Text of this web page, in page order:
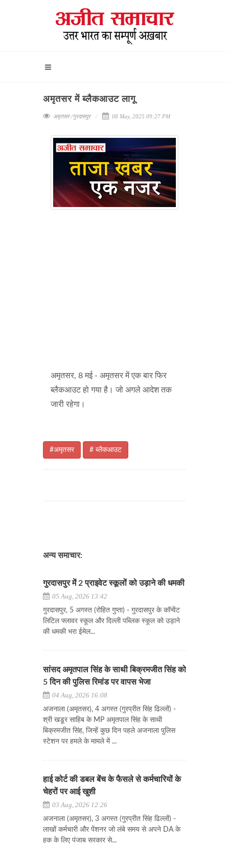
अमृतसर में ब्लैकआउट लागू
अमृतसर /गुरदासपुर 08 May, 2025 09:27 PM
अमृतसर, 8 मई - अमृतसर में एक बार फिर
ब्लैकआउट हो गया है। जो अगले आदेश तक
जारी रहेगा।
#अमृतसर # ब्लैकआउट
अन्य समाचार:
गुरदासपुर में 2 प्राइवेट स्कूलों को उड़ाने की धमकी
05 Aug, 2026 13:42
गुरदासपुर, 5 अगस्त (रोहित गुप्ता) - गुरदासपुर के कॉन्वेंट
लिटिल फ्लावर स्कूल और दिल्ली पब्लिक स्कूल को उड़ाने
की धमकी भरा ईमेल...
सांसद अमृतपाल सिंह के साथी बिक्रमजीत सिंह को
5 दिन की पुलिस रिमांड पर वापस भेजा
04 Aug, 2026 16:08
अजनाला (अमृतसर), 4 अगस्त (गुरप्रीत सिंह ढिल्लों) -
श्री खडूर साहिब के MP अमृतपाल सिंह के साथी
बिक्रमजीत सिंह, जिन्हें कुछ दिन पहले अजनाला पुलिस
स्टेशन पर हमले के मामले में ...
हाई कोर्ट की डबल बेंच के फैसले से कर्मचारियों के
चेहरों पर आई खुशी
03 Aug, 2026 12:26
अजनाला (अमृतसर), 3 अगस्त (गुरप्रीत सिंह ढिल्लों) -
लाखों कर्मचारी और पेंशनर जो लंबे समय से अपने DA के
हक के लिए पंजाब सरकार से...